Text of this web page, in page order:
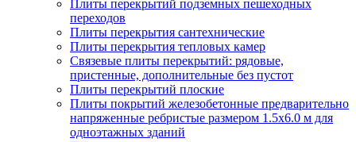
Плиты перекрытий подземных пешеходных
переходов
Плиты перекрытия сантехнические
Плиты перекрытия тепловых камер
Связевые плиты перекрытий: рядовые,
пристенные, дополнительные без пустот
Плиты перекрытий плоские
Плиты покрытий железобетонные предварительно
напряженные ребристые размером 1.5х6.0 м для
одноэтажных зданий